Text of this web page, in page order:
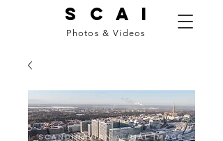
S C A I
Photos & Videos